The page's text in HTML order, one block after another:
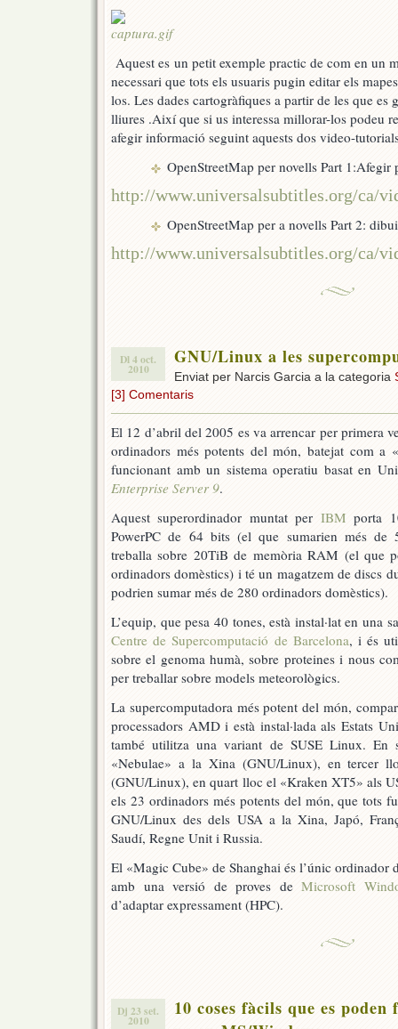
Aquest es un petit exemple practic de com en un
necessari que tots els usuaris pugin editar els
los. Les dades cartogràfiques a partir de les que es
lliures .Així que si us interessa millorar-los podeu
afegir informació seguint aquests dos video-
OpenStreetMap per novells Part 1:Afegir
http://www.universalsubtitles.org/ca/
OpenStreetMap per a novells Part 2:
http://www.universalsubtitles.org/ca/
Dl 4 oct.
2010
GNU/Linux a les
Enviat per Narcis Garcia a la categoria
[3] Comentaris
El 12 d’abril del 2005 es va arrencar per primera
ordinadors més potents del món, batejat com a
funcionant amb un sistema operatiu basat en
Enterprise Server 9.
Aquest superordinador muntat per IBM porta
PowerPC de 64 bits (el que sumarien més de
treballa sobre 20TiB de memòria RAM (el que
ordinadors domèstics) i té un magatzem de discs
podrien sumar més de 280 ordinadors domèstics).
L’equip, que pesa 40 tones, està instal·lat en una
Centre de Supercomputació de Barcelona, i és
sobre el genoma humà, sobre proteines i nous
per treballar sobre models meteorològics.
La supercomputadora més potent del món,
processadors AMD i està instal·lada als Estats
també utilitza una variant de SUSE Linux.
«Nebulae» a la Xina (GNU/Linux), en tercer
(GNU/Linux), en quart lloc el «Kraken XT5» als
els 23 ordinadors més potents del món, que tots
GNU/Linux des dels USA a la Xina, Japó,
Saudí, Regne Unit i Russia.
El «Magic Cube» de Shanghai és l’únic ordinador
amb una versió de proves deMicrosoft
d’adaptar expressament (HPC).
Dj 23 set.
2010
10 coses fàcils que es